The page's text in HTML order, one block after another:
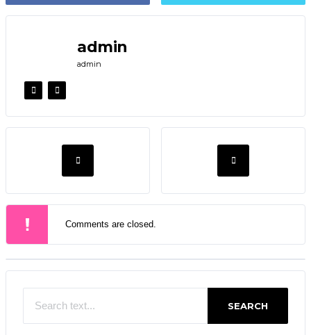
admin
admin
Comments are closed.
SEARCH